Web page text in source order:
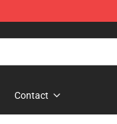
Contact